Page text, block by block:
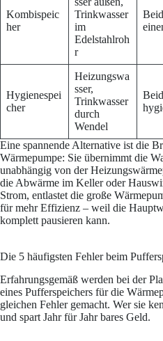
Kombispeic
her
Trinkwasser
im
Edelstahlroh
r
Hygienespei
cher
Heizungswa
sser,
Trinkwasser
durch
Wendel
Eine spannende Alternative ist die
Wärmepumpe: Sie übernimmt die
unabhängig von der
die Abwärme im Keller oder
Strom, entlastet die große
für mehr Effizienz – weil die
komplett pausieren kann.
Die 5 häufigsten Fehler beim
Erfahrungsgemäß werden bei der
eines Pufferspeichers für die
gleichen Fehler gemacht. Wer sie
und spart Jahr für Jahr bares Geld.